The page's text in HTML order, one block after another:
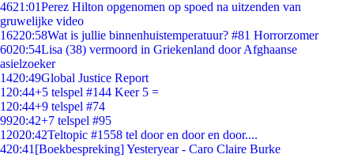
4621:01Perez Hilton opgenomen op spoed na uitzenden van
gruwelijke video
16220:58Wat is jullie binnenhuistemperatuur? #81 Horrorzomer
6020:54Lisa (38) vermoord in Griekenland door Afghaanse
asielzoeker
1420:49Global Justice Report
1 20:44+5 telspel #144 Keer 5 =
1 20:44+9 telspel #74
9920:42+7 telspel #95
12020:42Teltopic #1558 tel door en door en door....
420:41 [Boekbespreking] Yesteryear - Caro Claire Burke